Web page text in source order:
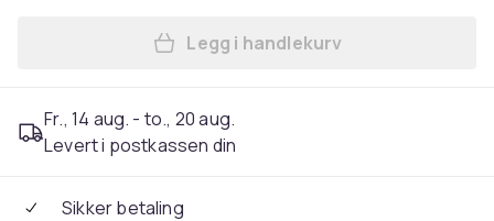
Legg Universal
Legg i handlekurv
Fr., 14 aug. - to., 20 aug.
Levert i postkassen din
Sikker betaling